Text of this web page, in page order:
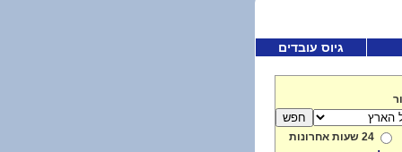
גיוס עובדים
24 שעות אחרונות